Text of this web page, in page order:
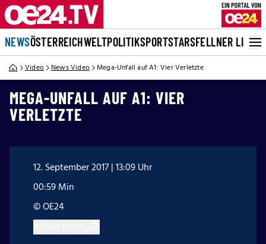
NEWSÖSTERREICHWELTPOLITIKSPORTSTARSFELLNER LIVE
Video News Video Mega-Unfall auf A1: Vier Verletzte
MEGA-UNFALL AUF A1: VIER
VERLETZTE
12. September 2017 | 13:09 Uhr
00:59 Min
© OE24